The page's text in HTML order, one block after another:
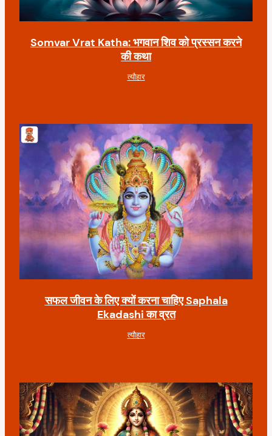
Somvar Vrat Katha: भगवान शिव को प्रस्सन करने
की कथा
त्यौहार
सफल जीवन के लिए क्यों करना चाहिए Saphala
Ekadashi का व्रत
त्यौहार